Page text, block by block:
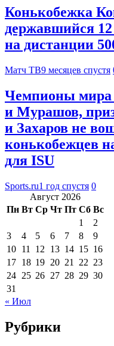
Конькобежка
державшийся
на дистанции
Матч ТВ9 месяцев спустя
Чемпионы мира
и Мурашов,
и Захаров не
конькобежцев
для ISU
Sports.ru1 год спустя 0
Август 2026
Пн Вт Ср Чт Пт Сб Вс
1
2
3
4 5 6 7 8
9
10 11 12 13 14 15 16
17 18 19 20 21 22 23
24 25 26 27 28 29 30
31
« Июл
Рубрики